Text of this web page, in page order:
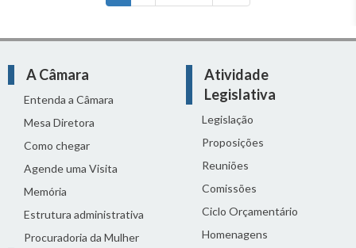
A Câmara
Entenda a Câmara
Mesa Diretora
Como chegar
Agende uma Visita
Memória
Estrutura administrativa
Procuradoria da Mulher
Atividade
Legislativa
Legislação
Proposições
Reuniões
Comissões
Ciclo Orçamentário
Homenagens